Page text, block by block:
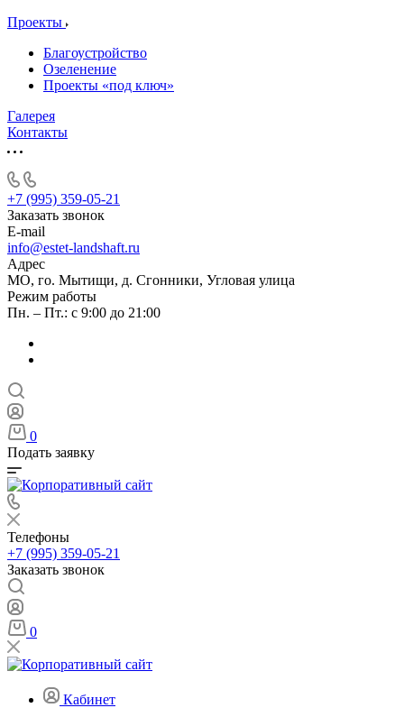
Проекты
Благоустройство
Озеленение
Проекты «под ключ»
Галерея
Контакты
+7 (995) 359-05-21
Заказать звонок
E-mail
info@estet-landshaft.ru
Адрес
МО, го. Мытищи, д. Сгонники, Угловая улица
Режим работы
Пн. – Пт.: с 9:00 до 21:00
0
Подать заявку
Телефоны
+7 (995) 359-05-21
Заказать звонок
0
Кабинет